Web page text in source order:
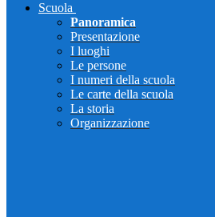
Scuola
Panoramica
Presentazione
I luoghi
Le persone
I numeri della scuola
Le carte della scuola
La storia
Organizzazione